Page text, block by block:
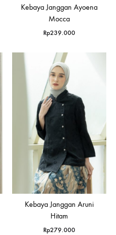
Kebaya Janggan Ayoena
Mocca
Rp239.000
Kebaya Janggan Aruni
Hitam
Rp279.000